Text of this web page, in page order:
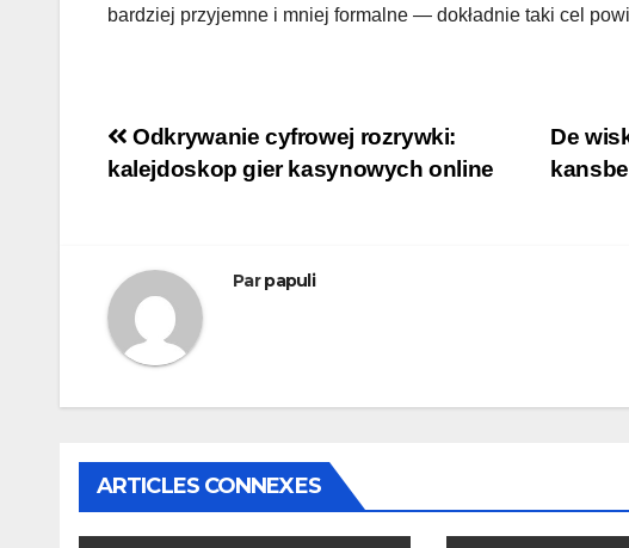
bardziej przyjemne i mniej formalne — dokładnie taki cel
Navigation
de
De
Odkrywanie cyfrowej rozrywki:
kalejdoskop gier kasynowych online
Parpapuli
ARTICLES CONNEXES